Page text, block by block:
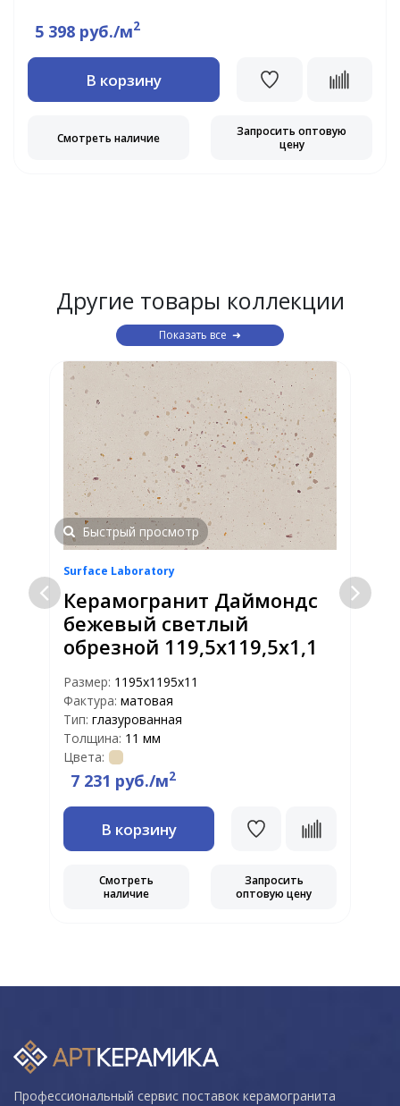
5 398 руб./м2
В корзину
Смотреть наличие
Запросить оптовую
цену
Другие товары коллекции
Показать все
Быстрый просмотр
Surface Laboratory
Керамогранит Даймондс
бежевый светлый
обрезной 119,5x119,5x1,1
Размер: 1195x1195x11
Фактура: матовая
Тип: глазурованная
Толщина: 11 мм
Цвета:
7 231 руб./м2
В корзину
Смотреть
наличие
Запросить
оптовую цену
Профессиональный сервис поставок керамогранита